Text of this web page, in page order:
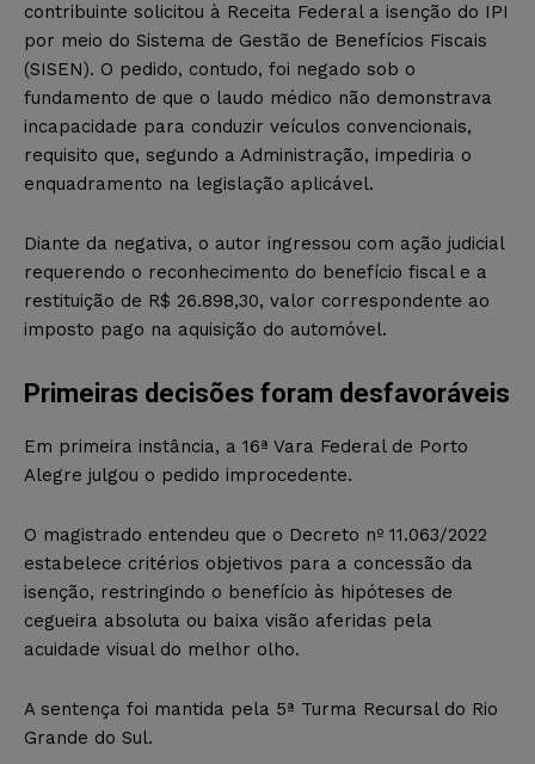
contribuinte solicitou à Receita Federal a isenção do IPI
por meio do Sistema de Gestão de Benefícios Fiscais
(SISEN). O pedido, contudo, foi negado sob o
fundamento de que o laudo médico não demonstrava
incapacidade para conduzir veículos convencionais,
requisito que, segundo a Administração, impediria o
enquadramento na legislação aplicável.
Diante da negativa, o autor ingressou com ação judicial
requerendo o reconhecimento do benefício fiscal e a
restituição de R$ 26.898,30, valor correspondente ao
imposto pago na aquisição do automóvel.
Primeiras decisões foram desfavoráveis
Em primeira instância, a 16ª Vara Federal de Porto
Alegre julgou o pedido improcedente.
O magistrado entendeu que o Decreto nº 11.063/2022
estabelece critérios objetivos para a concessão da
isenção, restringindo o benefício às hipóteses de
cegueira absoluta ou baixa visão aferidas pela
acuidade visual do melhor olho.
A sentença foi mantida pela 5ª Turma Recursal do Rio
Grande do Sul.